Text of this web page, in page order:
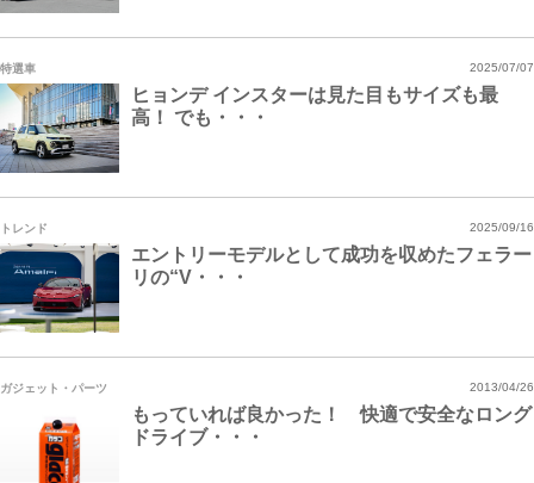
特選車
ヒョンデ インスターは見た目もサイズも最
高！ でも・・・
2025/07/07
トレンド
エントリーモデルとして成功を収めたフェラー
リの“V・・・
2025/09/16
ガジェット・パーツ
もっていれば良かった！ 快適で安全なロング
ドライブ・・・
2013/04/26